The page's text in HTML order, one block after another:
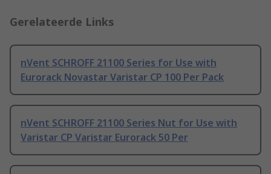
Gerelateerde Links
nVent SCHROFF 21100 Series for Use with
Eurorack Novastar Varistar CP 100 Per Pack
nVent SCHROFF 21100 Series Nut for Use with
Varistar CP Varistar Eurorack 50 Per